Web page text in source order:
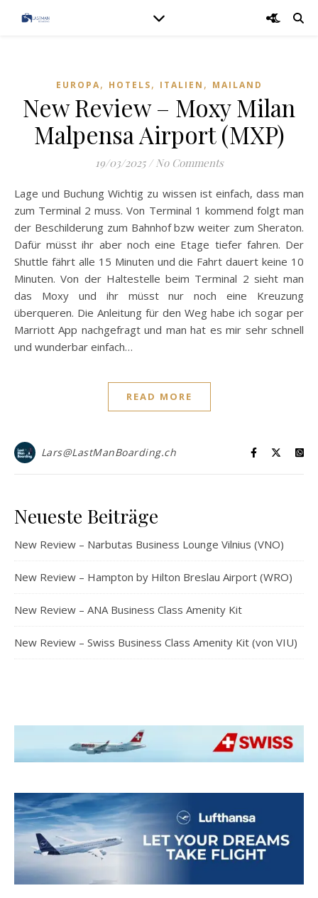
EUROPA, HOTELS, ITALIEN , MAILAND
New Review – Moxy Milan
Malpensa Airport (MXP)
19/03/2025 / No Comments
Lage und Buchung Wichtig zu wissen ist einfach, dass man
zum Terminal 2 muss. Von Terminal 1 kommend folgt man
der Beschilderung zum Bahnhof bzw weiter zum Sheraton.
Dafür müsst ihr aber noch eine Etage tiefer fahren. Der
Shuttle fährt alle 15 Minuten und die Fahrt dauert keine 10
Minuten. Von der Haltestelle beim Terminal 2 sieht man
das Moxy und ihr müsst nur noch eine Kreuzung
überqueren. Die Anleitung für den Weg habe ich sogar per
Marriott App nachgefragt und man hat es mir sehr schnell
und wunderbar einfach…
READ MORE
Lars@LastManBoarding.ch
Neueste Beiträge
New Review – Narbutas Business Lounge Vilnius (VNO)
New Review – Hampton by Hilton Breslau Airport (WRO)
New Review – ANA Business Class Amenity Kit
New Review – Swiss Business Class Amenity Kit (von VIU)